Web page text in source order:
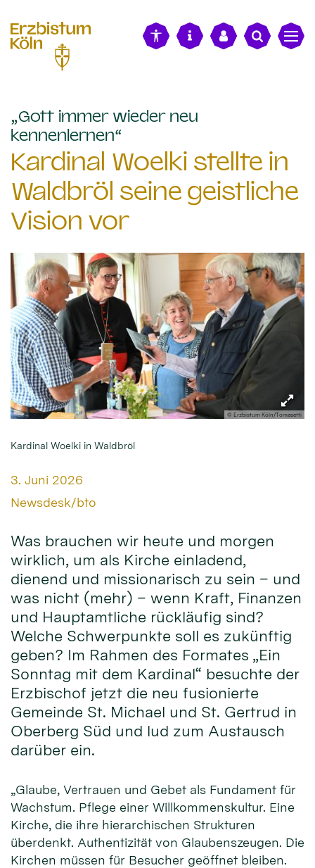
„Gott immer wieder neu
kennenlernen“
Kardinal Woelki stellte in
Waldbröl seine geistliche
Vision vor
© Erzbistum Köln/Tomasetti
Kardinal Woelki in Waldbröl
Datum:
3. Juni 2026
Von:
Newsdesk/bto
Was brauchen wir heute und morgen
wirklich, um als Kirche einladend,
dienend und missionarisch zu sein – und
was nicht (mehr) – wenn Kraft, Finanzen
und Hauptamtliche rückläufig sind?
Welche Schwerpunkte soll es zukünftig
geben? Im Rahmen des Formates „Ein
Sonntag mit dem Kardinal“ besuchte der
Erzbischof jetzt die neu fusionierte
Gemeinde St. Michael und St. Gertrud in
Oberberg Süd und lud zum Austausch
darüber ein.
„Glaube, Vertrauen und Gebet als Fundament für
Wachstum. Pflege einer Willkommenskultur. Eine
Kirche, die ihre hierarchischen Strukturen
überdenkt. Authentizität von Glaubenszeugen. Die
Kirchen müssen für Besucher geöffnet bleiben.